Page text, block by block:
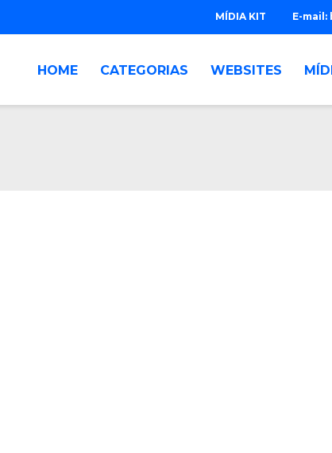
E-mail:
MÍDIA KIT
HOME CATEGORIAS WEBSITES